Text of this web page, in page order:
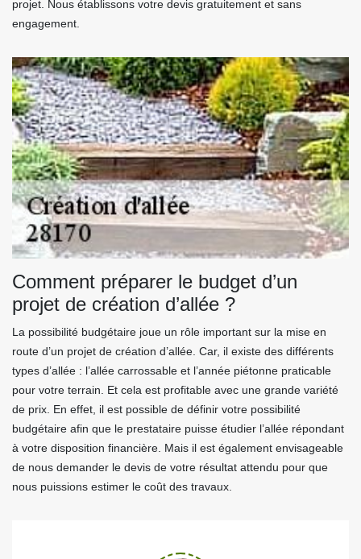
projet. Nous établissons votre devis gratuitement et sans
engagement.
Comment préparer le budget d’un
projet de création d’allée ?
La possibilité budgétaire joue un rôle important sur la mise en
route d’un projet de création d’allée. Car, il existe des différents
types d’allée : l’allée carrossable et l’année piétonne praticable
pour votre terrain. Et cela est profitable avec une grande variété
de prix. En effet, il est possible de définir votre possibilité
budgétaire afin que le prestataire puisse étudier l’allée répondant
à votre disposition financière. Mais il est également envisageable
de nous demander le devis de votre résultat attendu pour que
nous puissions estimer le coût des travaux.